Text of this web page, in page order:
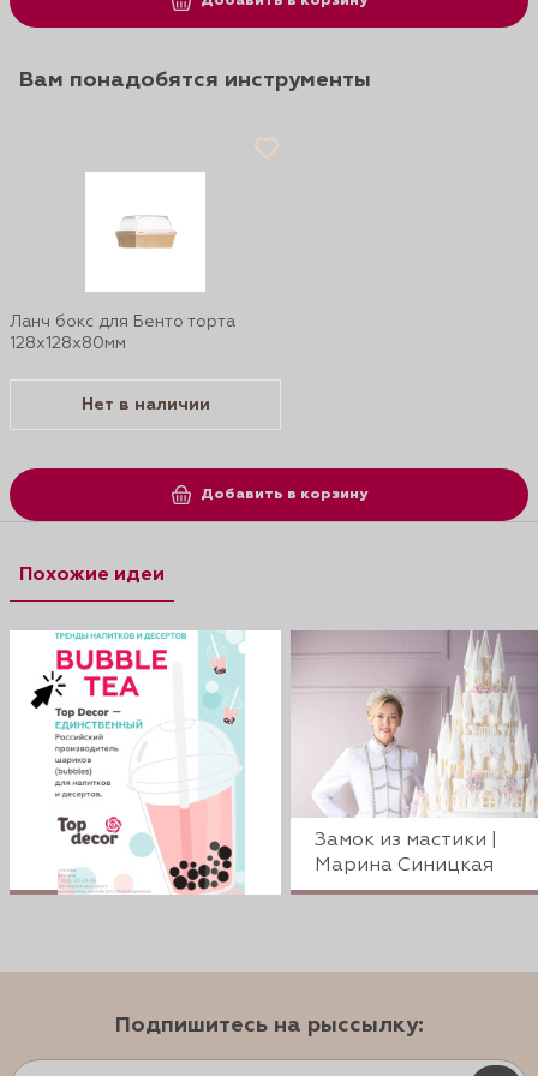
Вам понадобятся инструменты
Ланч бокс для Бенто торта
128х128х80мм
Нет в наличии
Добавить в корзину
Похожие идеи
Замок из мастики |
Марина Синицкая
Подпишитесь на рыссылку: